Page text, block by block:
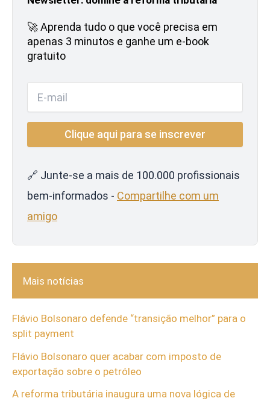
🚀 Aprenda tudo o que você precisa em
apenas 3 minutos e ganhe um e-book
gratuito
🔗 Junte-se a mais de 100.000 profissionais
bem-informados - Compartilhe com um
amigo
Mais notícias
Flávio Bolsonaro defende “transição melhor” para o
split payment
Flávio Bolsonaro quer acabar com imposto de
exportação sobre o petróleo
A reforma tributária inaugura uma nova lógica de